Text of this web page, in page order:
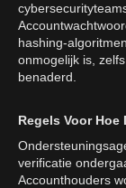
hashing-
onmogelijk is,
benaderd.
Regels Voor Hoe
verificatie
Accounthouders